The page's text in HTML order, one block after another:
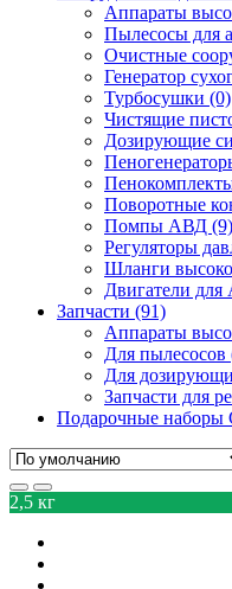
Аппараты
Пылесосы для
Очистные
Генератор
Турбосушки (0)
Чистящие
Дозирующие
Поворотные
Помпы АВД (9)
Регуляторы
Шланги
Двигатели
Запчасти (91)
Аппараты
Для пылесосов
Для
Запчасти для
Подарочные наборы
2,5 кг